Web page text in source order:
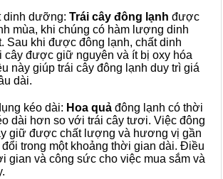
dinh dưỡng: Trái cây đông lạnh được
mùa, khi chúng có hàm lượng dinh
Sau khi được đông lạnh, chất dinh
cây được giữ nguyên và ít bị oxy hóa
này giúp trái cây đông lạnh duy trì giá
dài.
kéo dài: Hoa quả đông lạnh có thời
dài hơn so với trái cây tươi. Việc đông
giữ được chất lượng và hương vị gần
trong một khoảng thời gian dài. Điều
gian và công sức cho việc mua sắm và